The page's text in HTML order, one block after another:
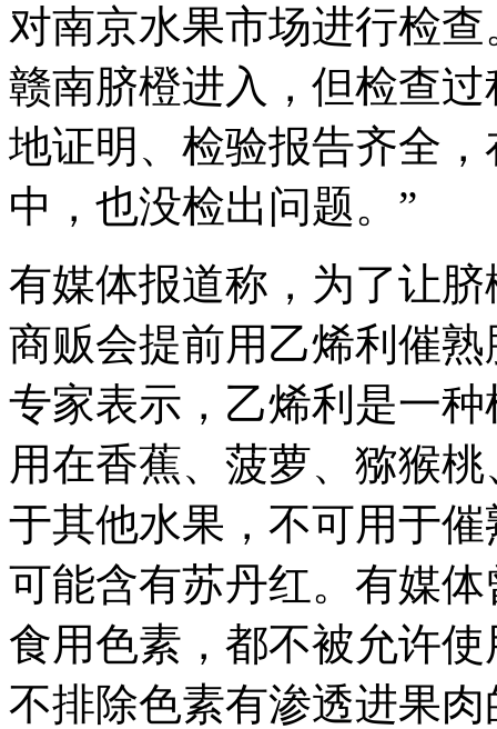
对南京水果市场进行检
赣南脐橙进入，但检查
地证明、检验报告齐全
中，也没检出问题。”
有媒体报道称，为了让
商贩会提前用乙烯利催
专家表示，乙烯利是一
用在香蕉、菠萝、猕猴
于其他水果，不可用于
可能含有苏丹红。有媒
食用色素，都不被允许
不排除色素有渗透进果